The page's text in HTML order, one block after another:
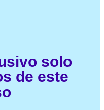
solo
de este